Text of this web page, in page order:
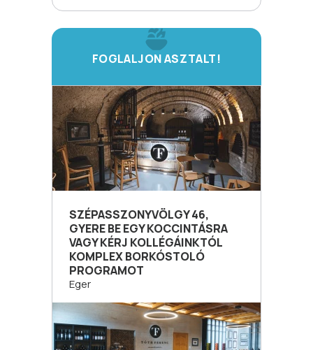
FOGLALJON ASZTALT!
SZÉPASSZONYVÖLGY 46,
GYERE BE EGY KOCCINTÁSRA
VAGY KÉRJ KOLLÉGÁINKTÓL
KOMPLEX BORKÓSTOLÓ
PROGRAMOT
Eger